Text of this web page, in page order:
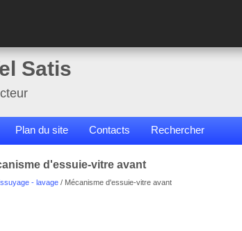
Satis
Plan du site Contacts Rechercher
d'essuie-vitre avant
- lavage / Mécanisme d'essuie-vitre avant